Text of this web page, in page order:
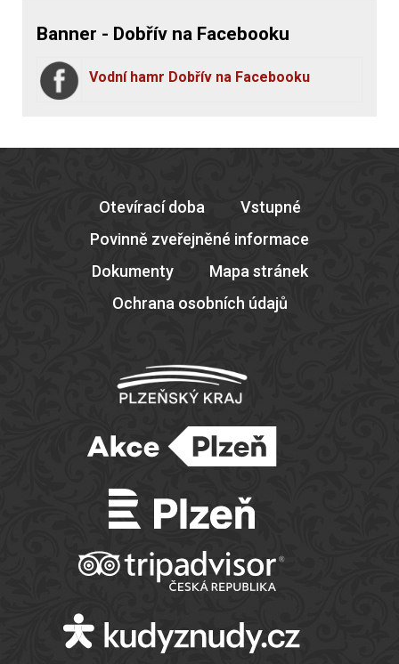
Banner - Dobřív na Facebooku
Vodní hamr Dobřív na Facebooku
Otevírací doba
Vstupné
Povinně zveřejněné informace
Dokumenty
Mapa stránek
Ochrana osobních údajů